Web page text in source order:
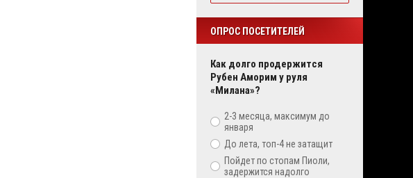
ОПРОС ПОСЕТИТЕЛЕЙ
Как долго продержится
Рубен Аморим у руля
«Милана»?
2-3 месяца, максимум до
января
До лета, топ-4 не затащит
Пойдет по стопам Пиоли,
задержится надолго